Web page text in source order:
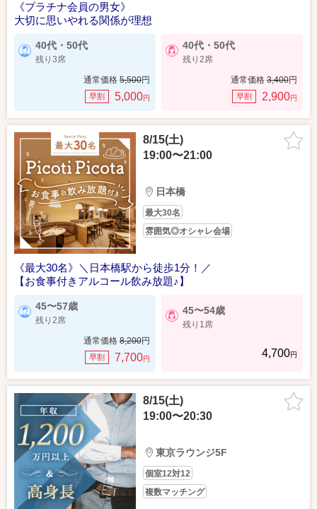
《プラチナ会員の男女》
大切に思いやれる関係が理想
40代・50代
残り3席
通常価格 5,500円
早割 5,000円
40代・50代
残り2席
通常価格 3,400円
早割 2,900円
8/15(土)
19:00〜21:00
日本橋
最大30名
雰囲気◎オシャレ会場
《最大30名》＼日本橋駅から徒歩1分！／
【お食事付きアルコール飲み放題♪】
45〜57歳
残り2席
通常価格 8,200円
早割 7,700円
45〜54歳
残り1席
4,700円
8/15(土)
19:00〜20:30
東京ラウンジ5F
個室12対12
複数マッチング